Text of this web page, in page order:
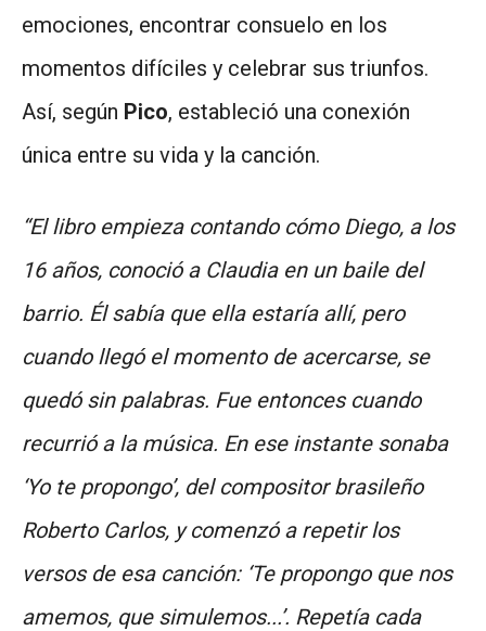
emociones, encontrar consuelo en los
momentos difíciles y celebrar sus triunfos.
Así, según Pico, estableció una conexión
única entre su vida y la canción.
“El libro empieza contando cómo Diego, a los
16 años, conoció a Claudia en un baile del
barrio. Él sabía que ella estaría allí, pero
cuando llegó el momento de acercarse, se
quedó sin palabras. Fue entonces cuando
recurrió a la música. En ese instante sonaba
‘Yo te propongo’, del compositor brasileño
Roberto Carlos, y comenzó a repetir los
versos de esa canción: ‘Te propongo que nos
amemos, que simulemos...’. Repetía cada